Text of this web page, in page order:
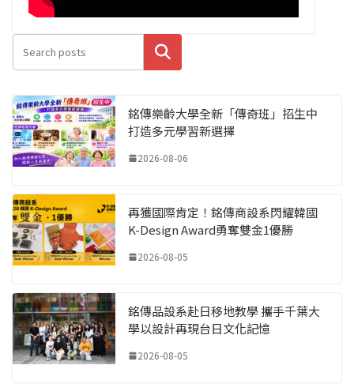
搜尋
銘傳樂齡大學全新「傳奇班」招生中
打造多元學習新選擇
2026-08-06
再獲國際肯定！銘傳商設系閃耀韓國
K-Design Award勇奪雙金1優勝
2026-08-05
銘傳品設系赴日移地教學 攜手千葉大
學以設計再現台日文化記憶
2026-08-05